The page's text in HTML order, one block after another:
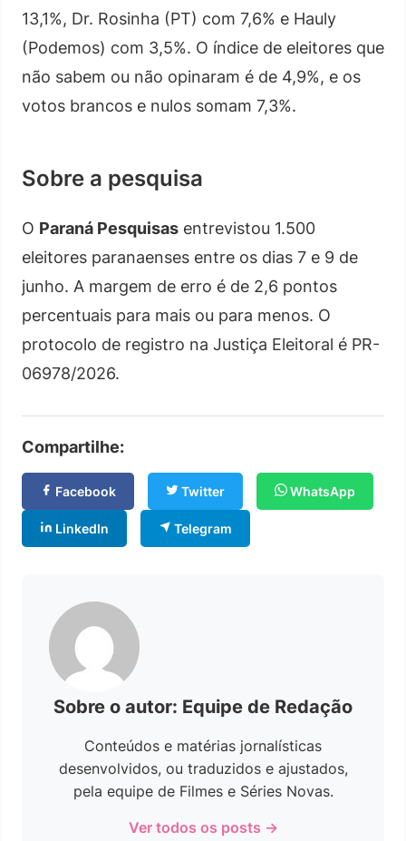
13,1%, Dr. Rosinha (PT) com 7,6% e Hauly
(Podemos) com 3,5%. O índice de eleitores que
não sabem ou não opinaram é de 4,9%, e os
votos brancos e nulos somam 7,3%.
Sobre a pesquisa
O Paraná Pesquisas entrevistou 1.500
eleitores paranaenses entre os dias 7 e 9 de
junho. A margem de erro é de 2,6 pontos
percentuais para mais ou para menos. O
protocolo de registro na Justiça Eleitoral é PR-
06978/2026.
Compartilhe:
Facebook Twitter WhatsApp
LinkedIn Telegram
Sobre o autor: Equipe de Redação
Conteúdos e matérias jornalísticas
desenvolvidos, ou traduzidos e ajustados,
pela equipe de Filmes e Séries Novas.
Ver todos os posts →